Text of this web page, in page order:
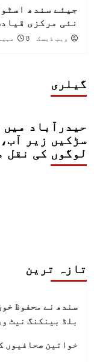
جیئے سندھ
نئی مرکزی
ویب ڈیسک 8 مہینے ago
گیلری
حیدرآباد میں
سڑکیں زیر
لوگوں کی نقل
تازہ ترین
سندھ نے محفوظ
بلڈ بینکنگ نیٹ
خواتین صحافیوں